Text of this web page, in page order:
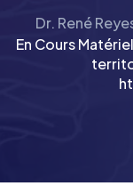
Dr. René
En Cours